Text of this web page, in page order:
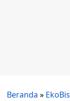
Beranda » EkoBis